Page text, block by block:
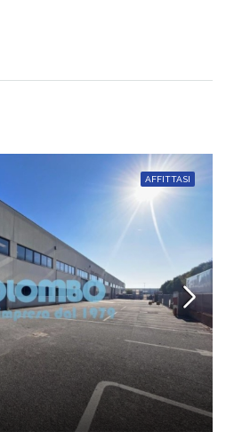
AFFITTASI